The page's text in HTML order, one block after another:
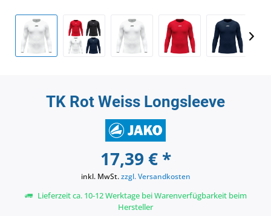
TK Rot Weiss Longsleeve
17,39 € *
inkl. MwSt.zzgl. Versandkosten
Lieferzeit ca. 10-12 Werktage bei Warenverfügbarkeit beim
Hersteller